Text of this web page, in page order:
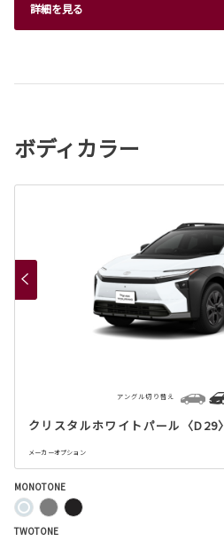
詳細を見る
ボディカラー
クリスタルホワイトパール〈D29〉
メーカーオプション
アングル切り替え
MONOTONE
TWOTONE